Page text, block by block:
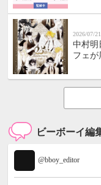
2026/07/21
中村明
フェ
ビーボーイ編
@bboy_editor